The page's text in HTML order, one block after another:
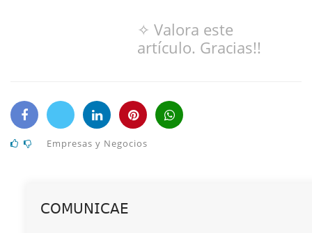
✧ Valora este
artículo. Gracias!!
Empresas y Negocios
𝖢𝖮𝖬𝖴𝖭𝖨𝖢𝖠𝖤